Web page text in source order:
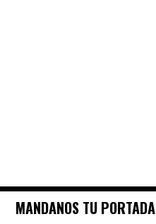
MANDANOS TU PORTADA